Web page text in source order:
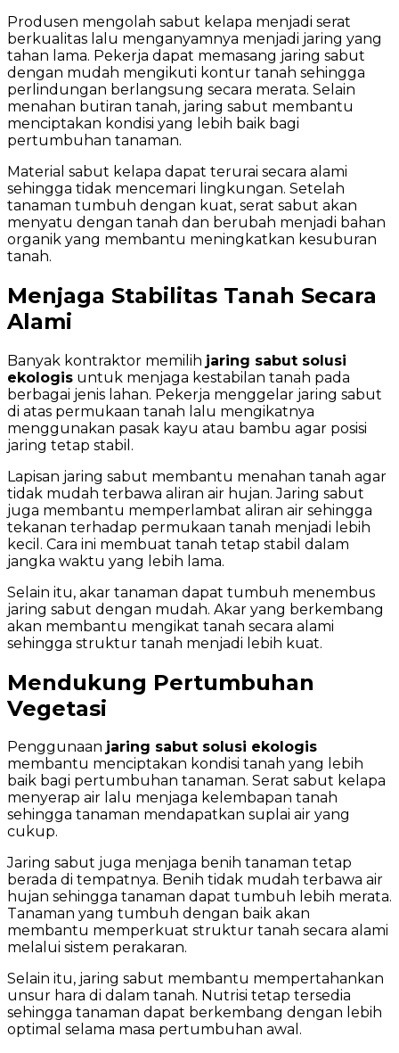
Produsen mengolah sabut kelapa menjadi serat
berkualitas lalu menganyamnya menjadi jaring yang
tahan lama. Pekerja dapat memasang jaring sabut
dengan mudah mengikuti kontur tanah sehingga
perlindungan berlangsung secara merata. Selain
menahan butiran tanah, jaring sabut membantu
menciptakan kondisi yang lebih baik bagi
pertumbuhan tanaman.
Material sabut kelapa dapat terurai secara alami
sehingga tidak mencemari lingkungan. Setelah
tanaman tumbuh dengan kuat, serat sabut akan
menyatu dengan tanah dan berubah menjadi bahan
organik yang membantu meningkatkan kesuburan
tanah.
Menjaga Stabilitas Tanah Secara
Alami
Banyak kontraktor memilih jaring sabut solusi
ekologis untuk menjaga kestabilan tanah pada
berbagai jenis lahan. Pekerja menggelar jaring sabut
di atas permukaan tanah lalu mengikatnya
menggunakan pasak kayu atau bambu agar posisi
jaring tetap stabil.
Lapisan jaring sabut membantu menahan tanah agar
tidak mudah terbawa aliran air hujan. Jaring sabut
juga membantu memperlambat aliran air sehingga
tekanan terhadap permukaan tanah menjadi lebih
kecil. Cara ini membuat tanah tetap stabil dalam
jangka waktu yang lebih lama.
Selain itu, akar tanaman dapat tumbuh menembus
jaring sabut dengan mudah. Akar yang berkembang
akan membantu mengikat tanah secara alami
sehingga struktur tanah menjadi lebih kuat.
Mendukung Pertumbuhan
Vegetasi
Penggunaan jaring sabut solusi ekologis
membantu menciptakan kondisi tanah yang lebih
baik bagi pertumbuhan tanaman. Serat sabut kelapa
menyerap air lalu menjaga kelembapan tanah
sehingga tanaman mendapatkan suplai air yang
cukup.
Jaring sabut juga menjaga benih tanaman tetap
berada di tempatnya. Benih tidak mudah terbawa air
hujan sehingga tanaman dapat tumbuh lebih merata.
Tanaman yang tumbuh dengan baik akan
membantu memperkuat struktur tanah secara alami
melalui sistem perakaran.
Selain itu, jaring sabut membantu mempertahankan
unsur hara di dalam tanah. Nutrisi tetap tersedia
sehingga tanaman dapat berkembang dengan lebih
optimal selama masa pertumbuhan awal.